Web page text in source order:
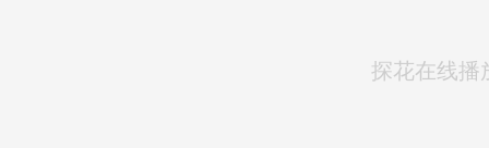
探花在线播